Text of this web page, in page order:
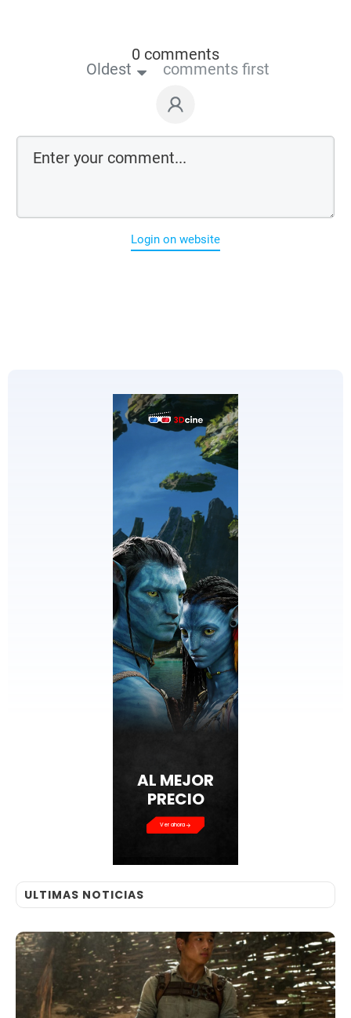
0 comments
Oldest comments first
Login on website
AL MEJOR
PRECIO
Ver ahora
ULTIMAS NOTICIAS